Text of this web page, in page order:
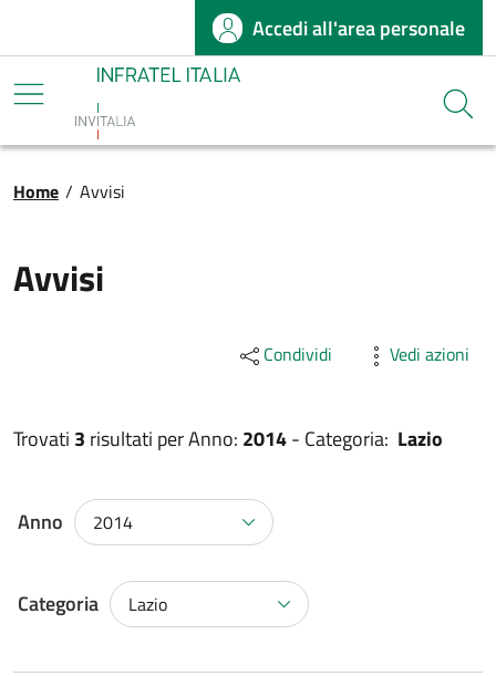
Salta al contenuto principaleAccedi all'area personale
Infratel
Briciole di pane
Home / Avvisi
Avvisi
Condividi Vedi azioni
Trovati 3 risultati perAnno: 2014- Categoria: Lazio
Anno 2014
Categoria Lazio